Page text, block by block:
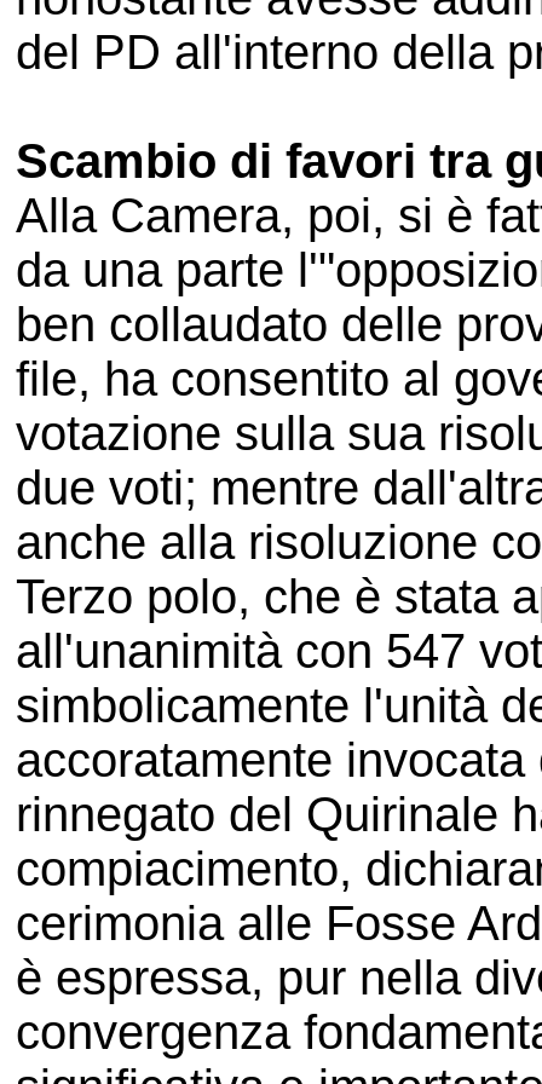
del PD all'interno della
Scambio di favori tra
Alla Camera, poi, si è
da una parte
ben collaudato delle
file, ha consentito al
votazione sulla sua
due voti; mentre
anche alla risoluzione
Terzo polo, che è stata
all'unanimità con 547
simbolicamente l'unità
accoratamente
rinnegato del Quirinale
compiacimento,
cerimonia alle Fosse
è espressa, pur nella
convergenza